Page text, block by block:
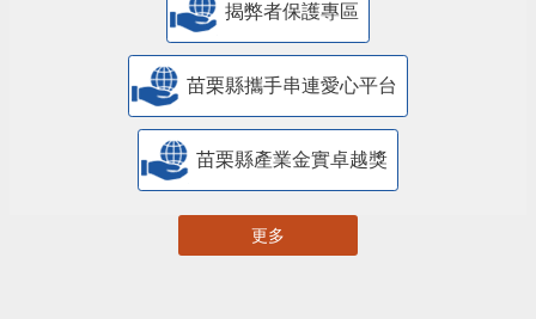
揭弊者保護專區
苗栗縣攜手串連愛心平台
苗栗縣產業金實卓越獎
更多